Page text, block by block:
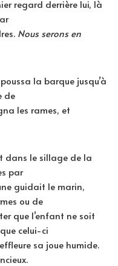
regard derrière lui, là
Nous serons en
la barque jusqu’à
de
les rames, et
dans le sillage de la
par
guidait le marin,
ou de
que l’enfant ne soit
celui-ci
sa joue humide.